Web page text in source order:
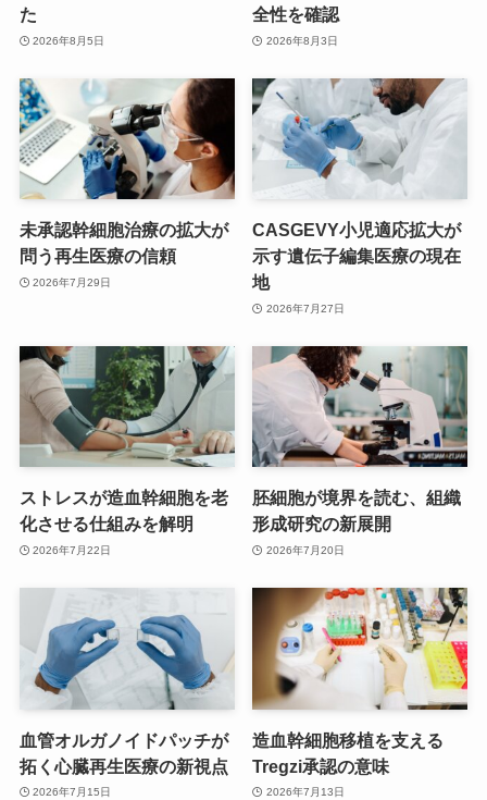
た
2026年8月5日
全性を確認
2026年8月3日
未承認幹細胞治療の拡大が
問う再生医療の信頼
2026年7月29日
CASGEVY小児適応拡大が
示す遺伝子編集医療の現在
地
2026年7月27日
ストレスが造血幹細胞を老
化させる仕組みを解明
2026年7月22日
胚細胞が境界を読む、組織
形成研究の新展開
2026年7月20日
血管オルガノイドパッチが
拓く心臓再生医療の新視点
2026年7月15日
造血幹細胞移植を支える
Tregzi承認の意味
2026年7月13日